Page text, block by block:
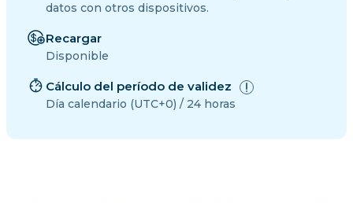
datos con otros dispositivos.
Recargar
Disponible
Cálculo del período de validez
Día calendario (UTC+0) / 24 horas